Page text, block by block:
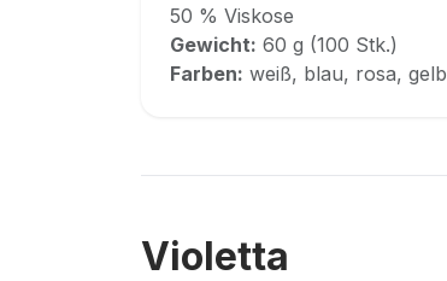
50 % Viskose
Gewicht: 60 g (100 Stk.)
Farben: weiß, blau, rosa, gelb
Violetta